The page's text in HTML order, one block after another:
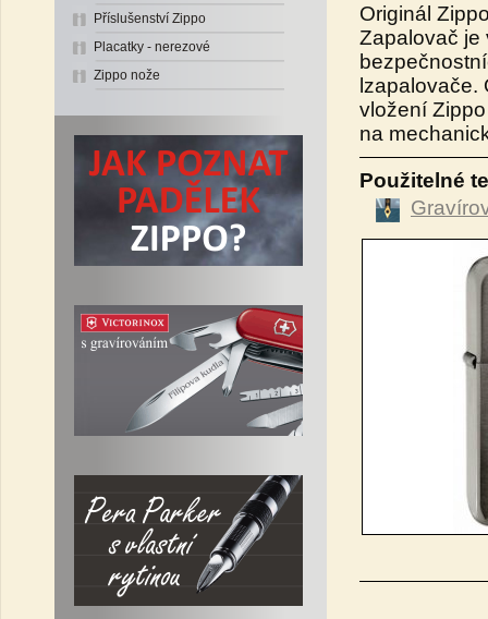
Příslušenství Zippo
Placatky - nerezové
Zippo nože
Originál
Zapalovač je
lzapalovače.
vložení
na
Použitelné